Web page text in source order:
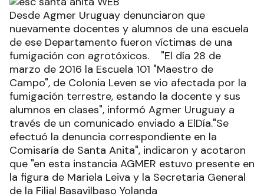
Desde Agmer Uruguay denunciaron que
nuevamente docentes y alumnos de una escuela
de ese Departamento fueron víctimas de una
fumigación con agrotóxicos. "El día 28 de
marzo de 2016 la Escuela 101 "Maestro de
Campo", de Colonia Leven se vio afectada por la
fumigación terrestre, estando la docente y sus
alumnos en clases", informó Agmer Uruguay a
través de un comunicado enviado a ElDía."Se
efectuó la denuncia correspondiente en la
Comisaría de Santa Anita", indicaron y acotaron
que "en esta instancia AGMER estuvo presente en
la figura de Mariela Leiva y la Secretaria General
de la Filial Basavilbaso Yolanda